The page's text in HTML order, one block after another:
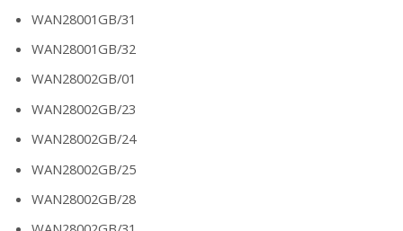
WAN28001GB/31
WAN28001GB/32
WAN28002GB/01
WAN28002GB/23
WAN28002GB/24
WAN28002GB/25
WAN28002GB/28